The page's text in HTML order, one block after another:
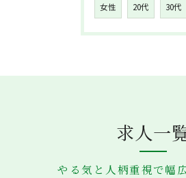
女性 20代 30代
やる気と人柄重視で幅
求人一